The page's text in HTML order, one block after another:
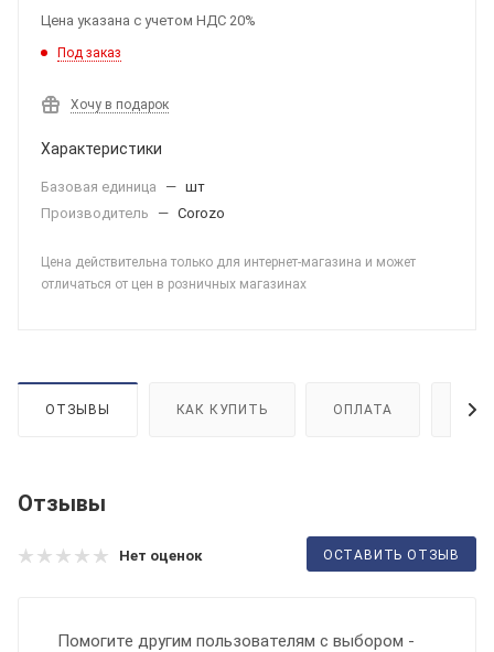
Цена указана с учетом НДС 20%
Под заказ
Хочу в подарок
Характеристики
Базовая единица — шт
Производитель
— Corozo
Цена действительна только для интернет-магазина и может
отличаться от цен в розничных магазинах
ОТЗЫВЫ КАК КУПИТЬ ОПЛАТА
Отзывы
Нет оценок ОСТАВИТЬ ОТЗЫВ
Помогите другим пользователям с выбором -